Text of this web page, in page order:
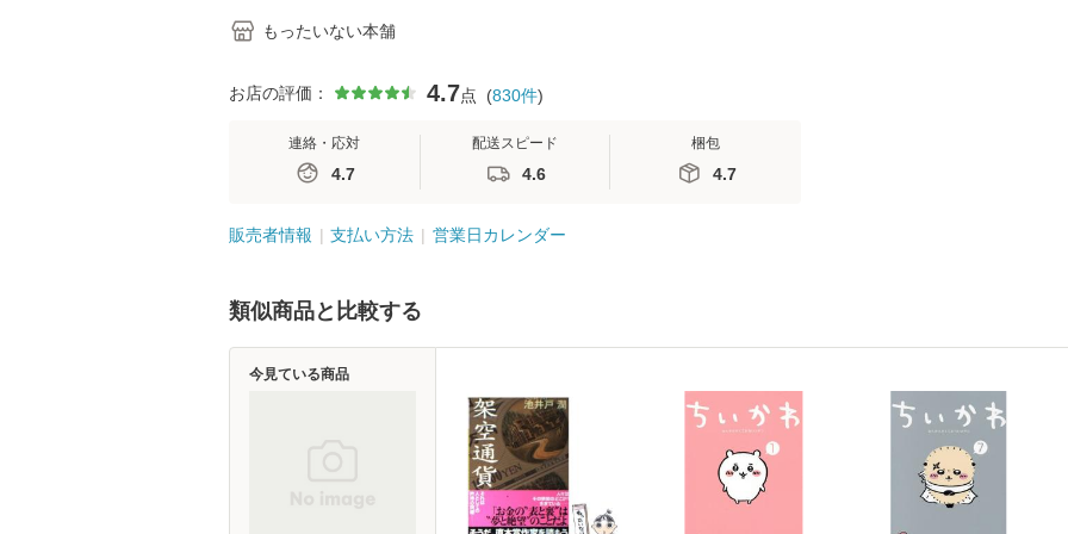
もったいない本舗
お店の評価： 4.7点 (830件)
連絡・応対
4.7
配送スピード
4.6
梱包
4.7
販売者情報 支払い方法 営業日カレンダー
類似商品と比較する
今見ている商品